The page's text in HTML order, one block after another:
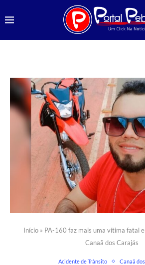
Início» PA-160 faz mais uma vítima fatal
Canaã dos Carajás
Acidente de Trânsito Canaã